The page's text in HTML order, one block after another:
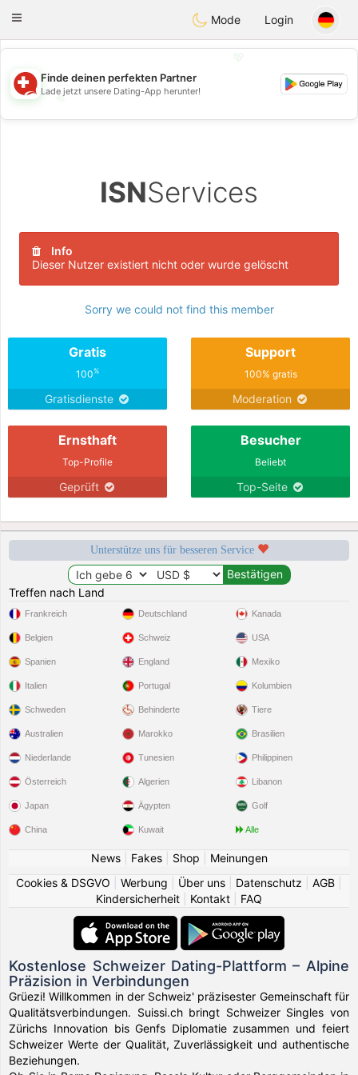
Suissi
Toggle
Mode Login
💖
💕
Finde deinen perfekten Partner
Lade jetzt unsere Dating-App herunter!
ISNServices
Info
Dieser Nutzer existiert nicht oder wurde gelöscht
Sorry we could not find this member
Gratis
100%
Gratisdienste
Support
100% gratis
Moderation
Ernsthaft
Top-Profile
Geprüft
Besucher
Beliebt
Top-Seite
Unterstütze uns für besseren Service
Treffen nach Land
Frankreich
Belgien
Spanien
Italien
Schweden
Deutschland
Schweiz
England
Portugal
Behinderte
Kanada
USA
Mexiko
Kolumbien
Tiere
Australien
Niederlande
Österreich
Japan
China
Marokko
Tunesien
Algerien
Ägypten
Kuwait
Brasilien
Philippinen
Libanon
Golf
Alle
News| Fakes| Shop
Meinungen
Cookies & DSGVO
Werbung Über uns Datenschutz AGB
Kindersicherheit
Kontakt FAQ
Kostenlose Schweizer Dating-Plattform – Alpine
Präzision in Verbindungen
Grüezi! Willkommen in der Schweiz' präzisester Gemeinschaft für
Qualitätsverbindungen. Suissi.ch bringt Schweizer Singles von
Zürichs Innovation bis Genfs Diplomatie zusammen und feiert
Schweizer Werte der Qualität, Zuverlässigkeit und authentische
Beziehungen.